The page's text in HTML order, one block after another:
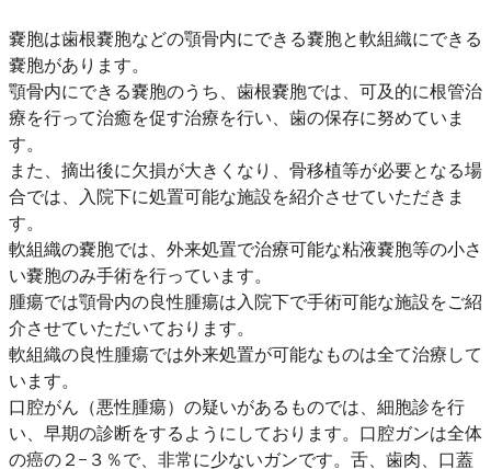
嚢胞は歯根嚢胞などの顎骨内にできる嚢胞と軟組織にできる
嚢胞があります。
顎骨内にできる嚢胞のうち、歯根嚢胞では、可及的に根管治
療を行って治癒を促す治療を行い、歯の保存に努めていま
す。
また、摘出後に欠損が大きくなり、骨移植等が必要となる場
合では、入院下に処置可能な施設を紹介させていただきま
す。
軟組織の嚢胞では、外来処置で治療可能な粘液嚢胞等の小さ
い嚢胞のみ手術を行っています。
腫瘍では顎骨内の良性腫瘍は入院下で手術可能な施設をご紹
介させていただいております。
軟組織の良性腫瘍では外来処置が可能なものは全て治療して
います。
口腔がん（悪性腫瘍）の疑いがあるものでは、細胞診を行
い、早期の診断をするようにしております。口腔ガンは全体
の癌の２−３％で、非常に少ないガンです。舌、歯肉、口蓋